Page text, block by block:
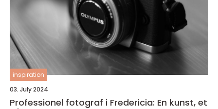
inspiration
03. July 2024
Professionel fotograf i Fredericia: En kunst, et